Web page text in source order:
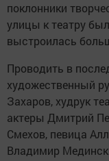
поклонники
улицы к театру
выстроилась
Проводить в
художественный
Захаров, худрук
актеры Дмитрий
Смехов, певица
Владимир